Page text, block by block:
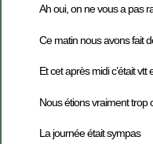
Ah oui, on ne vous a pas
Ce matin nous avons fait
Et cet après midi c’était
Nous étions vraiment trop
La journée était sympas